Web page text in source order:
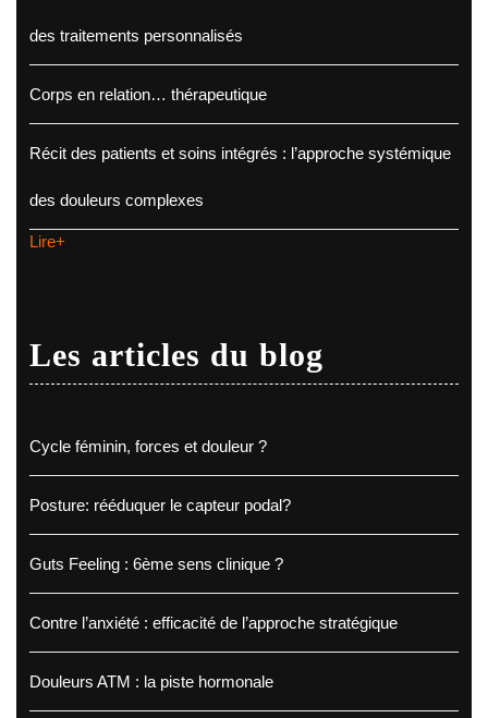
des traitements personnalisés
Corps en relation… thérapeutique
Récit des patients et soins intégrés : l’approche systémique
des douleurs complexes
Lire+
Les articles du blog
Cycle féminin, forces et douleur ?
Posture: rééduquer le capteur podal?
Guts Feeling : 6ème sens clinique ?
Contre l’anxiété : efficacité de l’approche stratégique
Douleurs ATM : la piste hormonale